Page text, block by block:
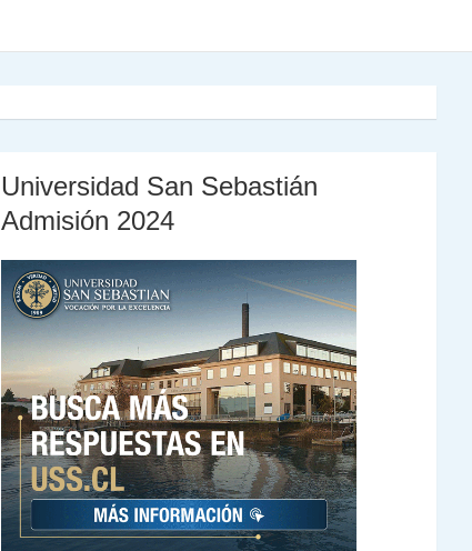
Universidad San Sebastián
Admisión 2024